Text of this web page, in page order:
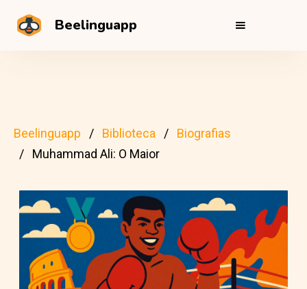
Beelinguapp
Beelinguapp Biblioteca
Biografias
Muhammad Ali: O Maior